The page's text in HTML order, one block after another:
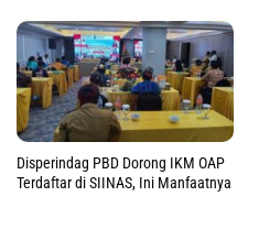
Disperindag PBD Dorong IKM OAP
Terdaftar di SIINAS, Ini Manfaatnya